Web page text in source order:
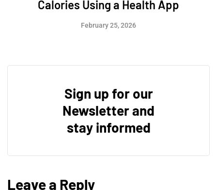
Calories Using a Health App
February 25, 2026
Sign up for our
Newsletter and
stay informed
Leave a Reply